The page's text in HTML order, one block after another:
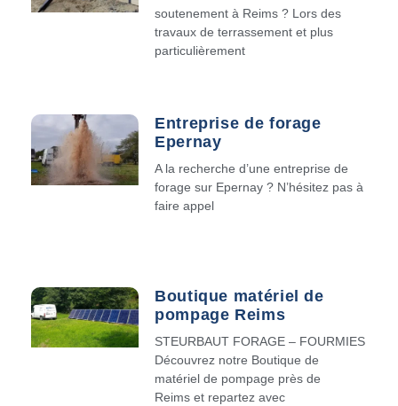
soutenement à Reims ? Lors des
travaux de terrassement et plus
particulièrement
Entreprise de forage
Epernay
A la recherche d’une entreprise de
forage sur Epernay ? N’hésitez pas à
faire appel
Boutique matériel de
pompage Reims
STEURBAUT FORAGE – FOURMIES
Découvrez notre Boutique de
matériel de pompage près de
Reims et repartez avec